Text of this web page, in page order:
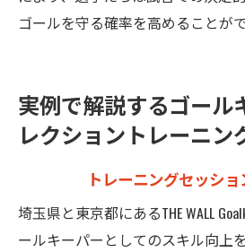
ゴールを守る確率を高めることが
実例で解説するゴール
レクショントレーニン
トレーニングセッシ
埼玉県と東京都にあるTHE WALL
ールキーパーとしてのスキル向上